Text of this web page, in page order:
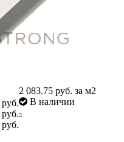
руб.
руб.
руб.
2 083.75 руб. за м2
В наличии
-